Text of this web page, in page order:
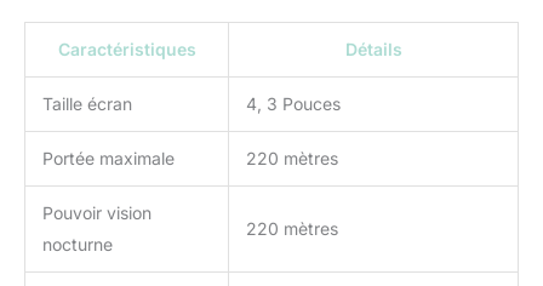
Caractéristiques Détails
Taille écran 4, 3 Pouces
Portée maximale 220 mètres
Pouvoir vision
nocturne
220 mètres